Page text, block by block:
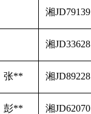
湘JD79139
湘JD33628
张** 湘JD89228
彭** 湘JD62070